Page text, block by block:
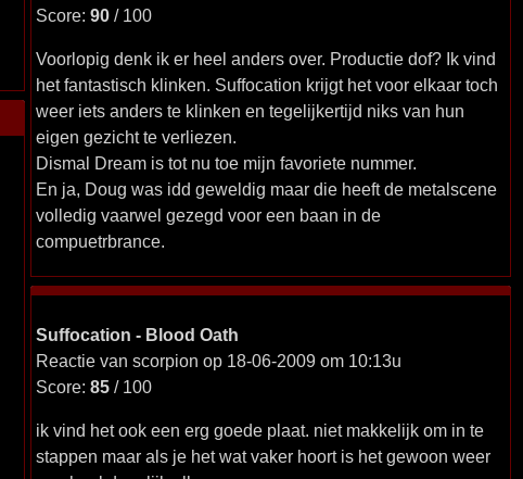
Score: 90/ 100
Voorlopig denk ik er heel anders over. Productie dof? Ik vind
het fantastisch klinken. Suffocation krijgt het voor elkaar toch
weer iets anders te klinken en tegelijkertijd niks van hun
eigen gezicht te verliezen.
Dismal Dream is tot nu toe mijn favoriete nummer.
En ja, Doug was idd geweldig maar die heeft de metalscene
volledig vaarwel gezegd voor een baan in de
compuetrbrance.
Suffocation - Blood Oath
Reactie van scorpion op 18-06-2009 om 10:13u
Score: 85/ 100
ik vind het ook een erg goede plaat. niet makkelijk om in te
stappen maar als je het wat vaker hoort is het gewoon weer